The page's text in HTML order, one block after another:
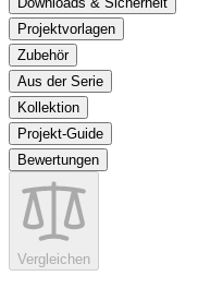
Projektvorlagen
Zubehör
Aus der Serie
Kollektion
Projekt-Guide
Bewertungen
Vergleichen